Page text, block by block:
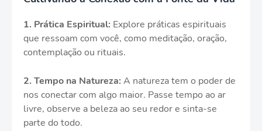
1. Prática Espiritual: Explore práticas espirituais
que ressoam com você, como meditação, oração,
contemplação ou rituais.
2. Tempo na Natureza: A natureza tem o poder de
nos conectar com algo maior. Passe tempo ao ar
livre, observe a beleza ao seu redor e sinta-se
parte do todo.